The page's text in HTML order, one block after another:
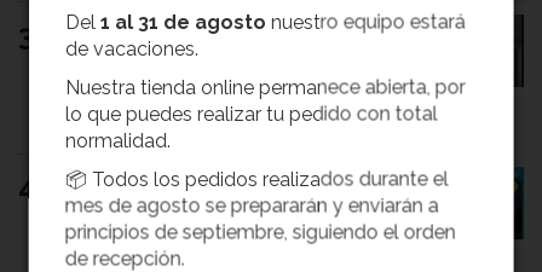
3
Coupage Natural galardonado en la
Diputación de Córdoba 2026
reconocido con el Segundo Premio en los
4
Marqués de Prado galardonado en
Terraolivo Israel 2025
Marqués de Prado galardonado en
Terraolivo (Israel) con Medalla Grand
Del 1 al 31 de agosto nuestro equipo estará
de vacaciones.
Nuestra tienda online permanece abierta, por
lo que puedes realizar tu pedido con total
normalidad.
📦 Todos los pedidos realizados durante el
mes de agosto se prepararán y enviarán a
principios de septiembre, siguiendo el orden
de recepción.